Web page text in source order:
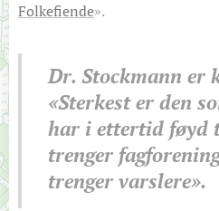
Folkefiende».
Dr. Stockmann er
«Sterkest er den
har i ettertid føyd
trenger
trenger varslere».